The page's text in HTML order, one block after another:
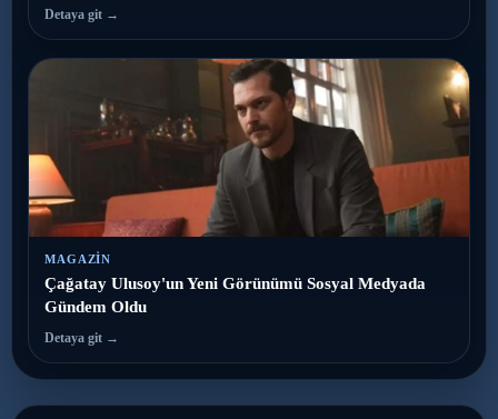
Detaya git →
MAGAZIN
Çağatay Ulusoy'un Yeni Görünümü Sosyal Medyada
Gündem Oldu
Detaya git →